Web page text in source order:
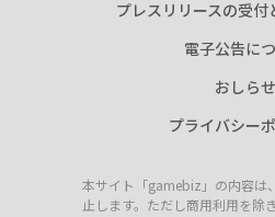
プレスリリースの受付
電子公告に
おしらせ
プライバシー
本サイト「gamebiz」の内容は
止します。ただし商用利用を除